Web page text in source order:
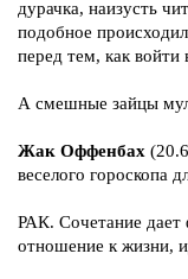
дурачка, наизусть
подобное
перед тем, как войти
А смешные зайцы
Жак Оффенбах
веселого гороскопа
РАК. Сочетание дает
отношение к жизни,